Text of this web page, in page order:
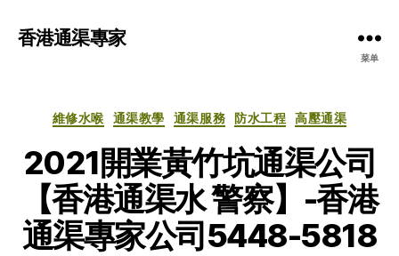
香港通渠專家
菜单
分
維修水喉 通渠教學 通渠服務 防水工程 高壓通渠
2021開業黃竹坑通渠公司
【香港通渠水 警察】-香港
通渠專家公司5448-5818